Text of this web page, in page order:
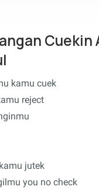
Cuekin
kamu cuek
reject
jutek
you no check